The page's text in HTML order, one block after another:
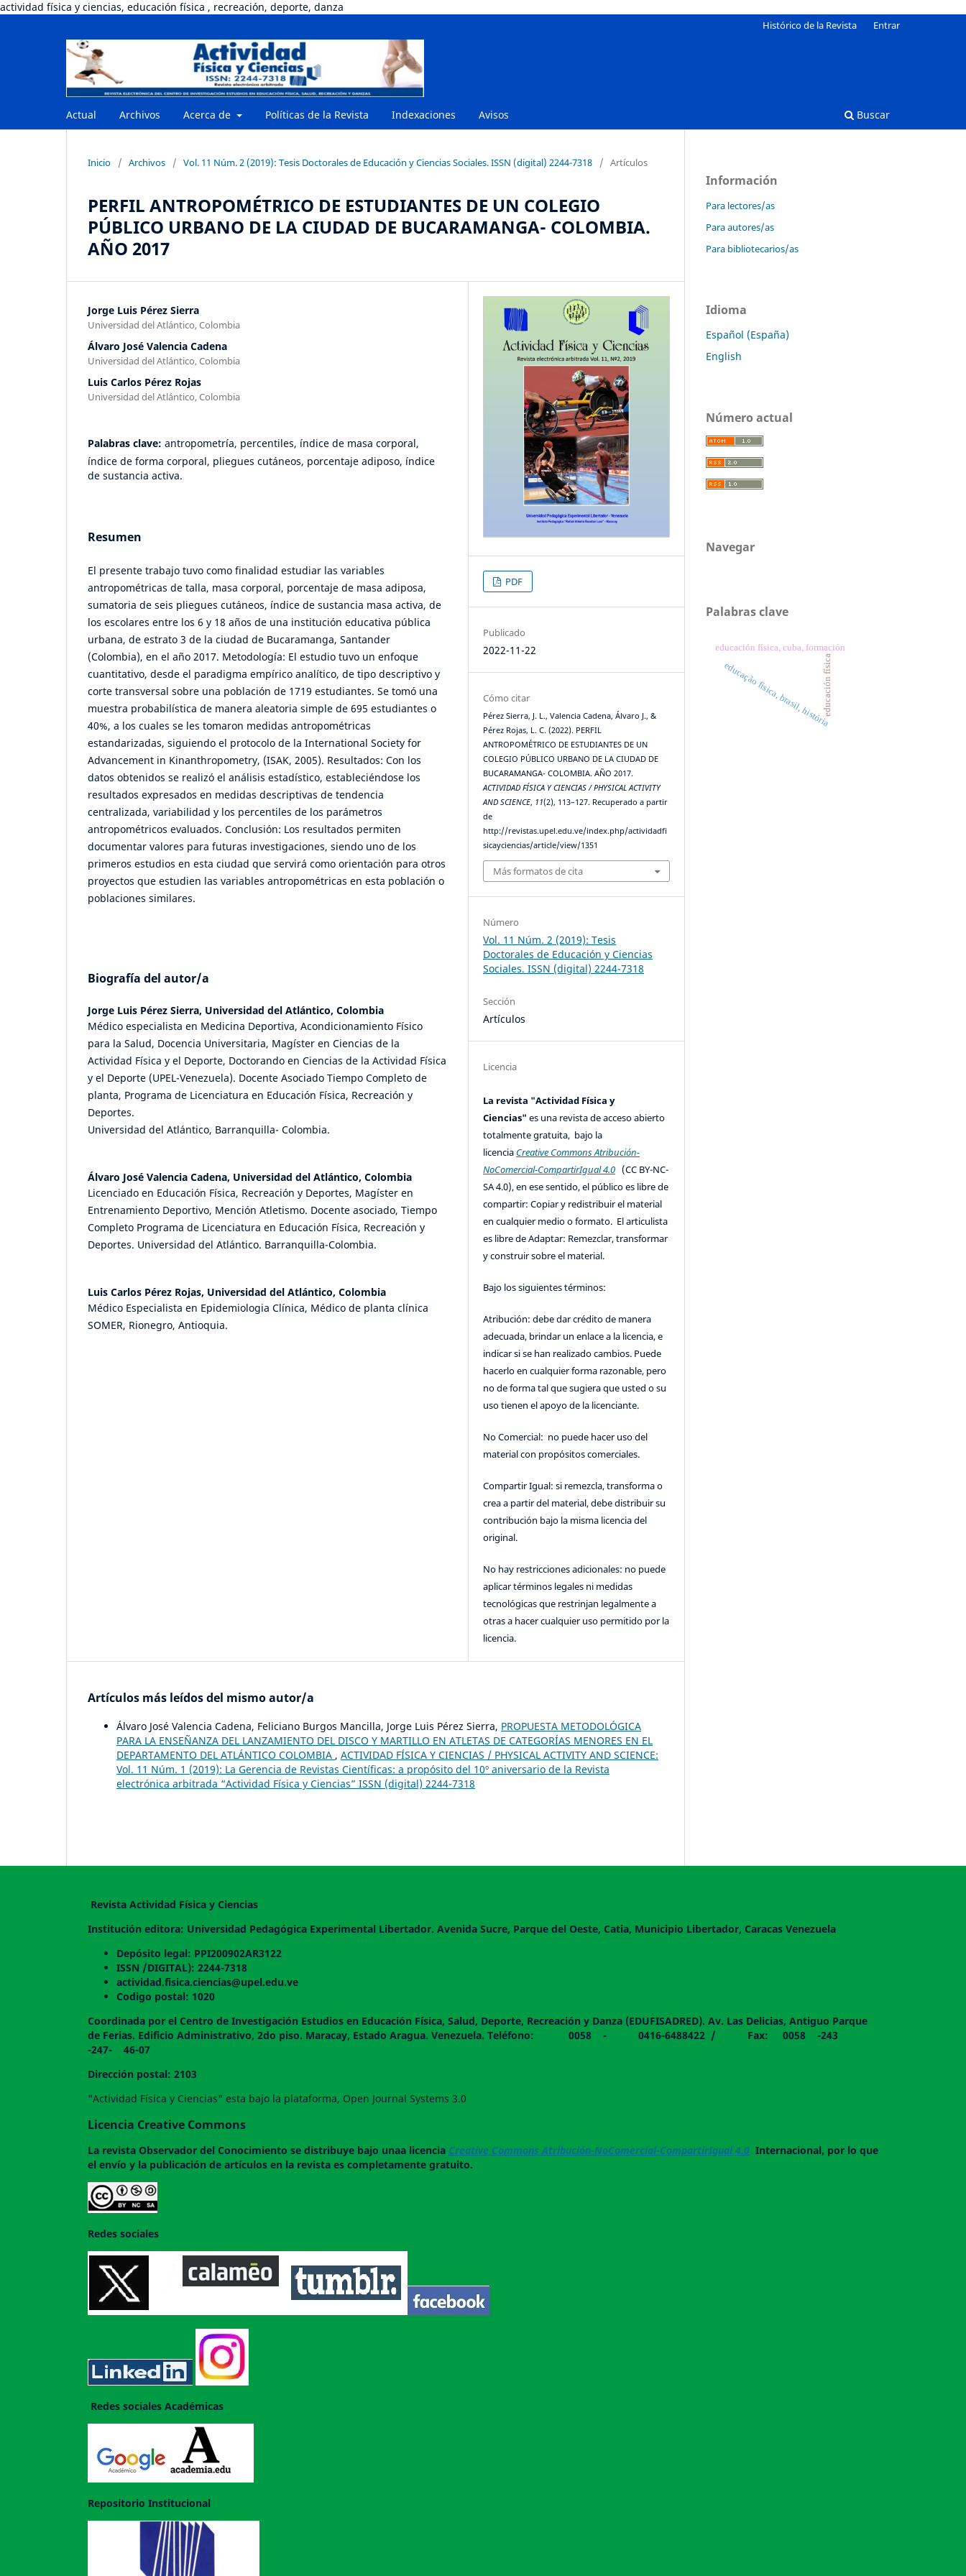
actividad física y ciencias, educación física , recreación, deporte, danza
Actual Archivos Acerca de Políticas de la Revista Indexaciones Avisos Buscar
Histórico de la Revista Entrar
Inicio / Archivos / Vol. 11 Núm. 2 (2019): Tesis Doctorales de Educación y Ciencias Sociales. ISSN (digital) 2244-7318 / Artículos
PERFIL ANTROPOMÉTRICO DE ESTUDIANTES DE UN COLEGIO
PÚBLICO URBANO DE LA CIUDAD DE BUCARAMANGA- COLOMBIA.
AÑO 2017
Jorge Luis Pérez Sierra
Universidad del Atlántico, Colombia
Álvaro José Valencia Cadena
Universidad del Atlántico, Colombia
Luis Carlos Pérez Rojas
Universidad del Atlántico, Colombia
Palabras clave: antropometría, percentiles, índice de masa corporal,
índice de forma corporal, pliegues cutáneos, porcentaje adiposo, índice
de sustancia activa.
Resumen
El presente trabajo tuvo como finalidad estudiar las variables
antropométricas de talla, masa corporal, porcentaje de masa adiposa,
sumatoria de seis pliegues cutáneos, índice de sustancia masa activa, de
los escolares entre los 6 y 18 años de una institución educativa pública
urbana, de estrato 3 de la ciudad de Bucaramanga, Santander
(Colombia), en el año 2017. Metodología: El estudio tuvo un enfoque
cuantitativo, desde el paradigma empírico analítico, de tipo descriptivo y
corte transversal sobre una población de 1719 estudiantes. Se tomó una
muestra probabilística de manera aleatoria simple de 695 estudiantes o
40%, a los cuales se les tomaron medidas antropométricas
estandarizadas, siguiendo el protocolo de la International Society for
Advancement in Kinanthropometry, (ISAK, 2005). Resultados: Con los
datos obtenidos se realizó el análisis estadístico, estableciéndose los
resultados expresados en medidas descriptivas de tendencia
centralizada, variabilidad y los percentiles de los parámetros
antropométricos evaluados. Conclusión: Los resultados permiten
documentar valores para futuras investigaciones, siendo uno de los
primeros estudios en esta ciudad que servirá como orientación para otros
proyectos que estudien las variables antropométricas en esta población o
poblaciones similares.
Biografía del autor/a
Jorge Luis Pérez Sierra, Universidad del Atlántico, Colombia
Médico especialista en Medicina Deportiva, Acondicionamiento Físico
para la Salud, Docencia Universitaria, Magíster en Ciencias de la
Actividad Física y el Deporte, Doctorando en Ciencias de la Actividad Física
y el Deporte (UPEL-Venezuela). Docente Asociado Tiempo Completo de
planta, Programa de Licenciatura en Educación Física, Recreación y
Deportes.
Universidad del Atlántico, Barranquilla- Colombia.
Álvaro José Valencia Cadena, Universidad del Atlántico, Colombia
Licenciado en Educación Física, Recreación y Deportes, Magíster en
Entrenamiento Deportivo, Mención Atletismo. Docente asociado, Tiempo
Completo Programa de Licenciatura en Educación Física, Recreación y
Deportes. Universidad del Atlántico. Barranquilla-Colombia.
Luis Carlos Pérez Rojas, Universidad del Atlántico, Colombia
Médico Especialista en Epidemiologia Clínica, Médico de planta clínica
SOMER, Rionegro, Antioquia.
PDF
Publicado
2022-11-22
Cómo citar
Pérez Sierra, J. L., Valencia Cadena, Álvaro J., &
Pérez Rojas, L. C. (2022). PERFIL
ANTROPOMÉTRICO DE ESTUDIANTES DE UN
COLEGIO PÚBLICO URBANO DE LA CIUDAD DE
BUCARAMANGA- COLOMBIA. AÑO 2017.
ACTIVIDAD FÍSICA Y CIENCIAS / PHYSICAL ACTIVITY
AND SCIENCE, 11(2), 113–127. Recuperado a partir
de
http://revistas.upel.edu.ve/index.php/actividadfi
sicayciencias/article/view/1351
Más formatos de cita
Número
Vol. 11 Núm. 2 (2019): Tesis
Doctorales de Educación y Ciencias
Sociales. ISSN (digital) 2244-7318
Sección
Artículos
Licencia
La revista "Actividad Física y
Ciencias"es una revista de acceso abierto
totalmente gratuita, bajo la
licencia Creative Commons Atribución-
NoComercial-CompartirIgual 4.0 (CC BY-NC-
SA 4.0), en ese sentido, el público es libre de
compartir: Copiar y redistribuir el material
en cualquier medio o formato. El articulista
es libre de Adaptar: Remezclar, transformar
y construir sobre el material.
Bajo los siguientes términos:
Atribución: debe dar crédito de manera
adecuada, brindar un enlace a la licencia, e
indicar si se han realizado cambios. Puede
hacerlo en cualquier forma razonable, pero
no de forma tal que sugiera que usted o su
uso tienen el apoyo de la licenciante.
No Comercial: no puede hacer uso del
material con propósitos comerciales.
Compartir Igual: si remezcla, transforma o
crea a partir del material, debe distribuir su
contribución bajo la misma licencia del
original.
No hay restricciones adicionales: no puede
aplicar términos legales ni medidas
tecnológicas que restrinjan legalmente a
otras a hacer cualquier uso permitido por la
licencia.
Artículos más leídos del mismo autor/a
Álvaro José Valencia Cadena, Feliciano Burgos Mancilla, Jorge Luis Pérez Sierra, PROPUESTA METODOLÓGICA
PARA LA ENSEÑANZA DEL LANZAMIENTO DEL DISCO Y MARTILLO EN ATLETAS DE CATEGORÍAS MENORES EN EL
DEPARTAMENTO DEL ATLÁNTICO COLOMBIA , ACTIVIDAD FÍSICA Y CIENCIAS / PHYSICAL ACTIVITY AND SCIENCE:
Vol. 11 Núm. 1 (2019): La Gerencia de Revistas Científicas: a propósito del 10º aniversario de la Revista
electrónica arbitrada “Actividad Física y Ciencias” ISSN (digital) 2244-7318
Información
Para lectores/as
Para autores/as
Para bibliotecarios/as
Idioma
Español (España)
English
Número actual
Navegar
Palabras clave
educación física
educación física, cuba, formación
educação física, brasil, história
Revista Actividad Física y Ciencias
Institución editora: Universidad Pedagógica Experimental Libertador. Avenida Sucre, Parque del Oeste, Catia, Municipio Libertador, Caracas Venezuela
Depósito legal: PPI200902AR3122
ISSN /DIGITAL): 2244-7318
actividad.fisica.ciencias@upel.edu.ve
Codigo postal: 1020
Coordinada por el Centro de Investigación Estudios en Educación Física, Salud, Deporte, Recreación y Danza (EDUFISADRED). Av. Las Delicias, Antiguo Parque
de Ferias. Edificio Administrativo, 2do piso. Maracay, Estado Aragua. Venezuela. Teléfono: 0058 - 0416-6488422 / Fax: 0058 -243
-247- 46-07
Dirección postal: 2103
"Actividad Física y Ciencias" esta bajo la plataforma, Open Journal Systems 3.0
Licencia Creative Commons
La revista Observador del Conocimiento se distribuye bajo unaa licencia Creative Commons Atribución-NoComercial-CompartirIgual 4.0 Internacional, por lo que
el envío y la publicación de artículos en la revista es completamente gratuito.
Redes sociales
Redes sociales Académicas
Repositorio Institucional